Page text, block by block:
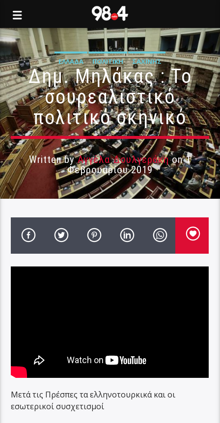
ΕΛΛΆΔΑ ΠΟΛΙΤΙΚΉ ΣΑΧΊΝΗΣ
Δημ. Μηλάκας : Το
σουρεαλιστικό
πολιτικό σκηνικό
Written byΑγγέλα Δουλγεράκηon 1
Φεβρουαρίου 2019
Μετά τις Πρέσπες τα ελληνοτουρκικά και οι
εσωτερικοί συσχετισμοί